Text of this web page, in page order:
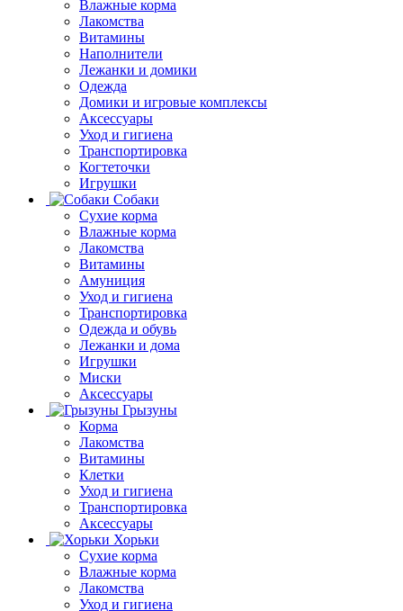
Влажные корма
Лакомства
Витамины
Наполнители
Лежанки и домики
Одежда
Домики и игровые комплексы
Аксессуары
Уход и гигиена
Транспортировка
Когтеточки
Игрушки
Собаки
Сухие корма
Влажные корма
Лакомства
Витамины
Амуниция
Уход и гигиена
Транспортировка
Одежда и обувь
Лежанки и дома
Игрушки
Миски
Аксессуары
Грызуны
Корма
Лакомства
Витамины
Клетки
Уход и гигиена
Транспортировка
Аксессуары
Хорьки
Сухие корма
Влажные корма
Лакомства
Уход и гигиена